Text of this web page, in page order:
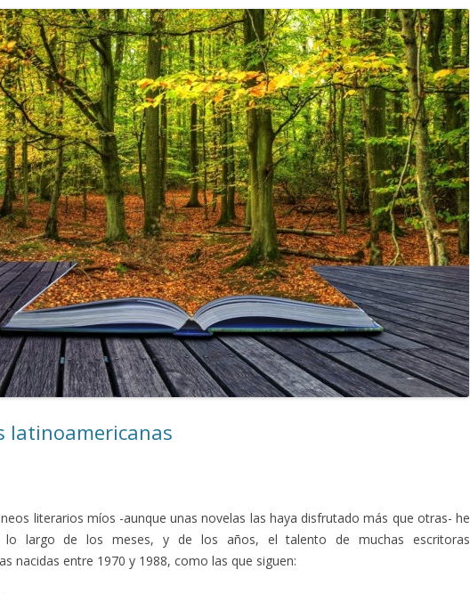
latinoamericanas
literarios míos -aunque unas novelas las haya disfrutado más que otras- he
lo largo de los meses, y de los años, el talento de muchas escritoras
nacidas entre 1970 y 1988, como las que siguen: